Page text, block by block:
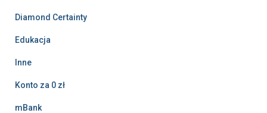
Diamond Certainty
Edukacja
Inne
Konto za 0 zł
mBank